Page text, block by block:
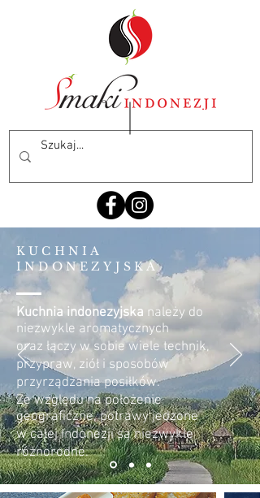
KUCHNIA
INDONEZYJSKA
Kuchnia indonezyjska należy do
niezwykle aromatycznych
oraz łączy w sobie wiele technik,
przypraw, ziół i sposobów
przyrządzania posiłków.
Ze względu na położenie
geograficzne, potrawy jedzone
w całej Indonezji są niezwykle
różnorodne.